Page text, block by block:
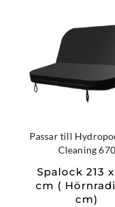
Passar till
Cleaning 670
Spalock 213 x
cm (
cm)